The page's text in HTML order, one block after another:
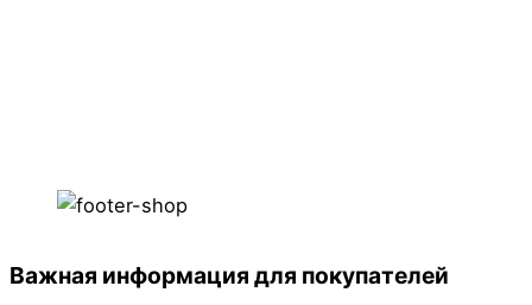
Важная информация для покупателей